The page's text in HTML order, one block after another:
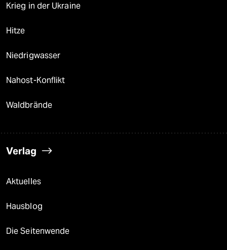
Krieg in der Ukraine
Hitze
Niedrigwasser
Nahost-Konflikt
Waldbrände
Verlag
Aktuelles
Hausblog
Die Seitenwende